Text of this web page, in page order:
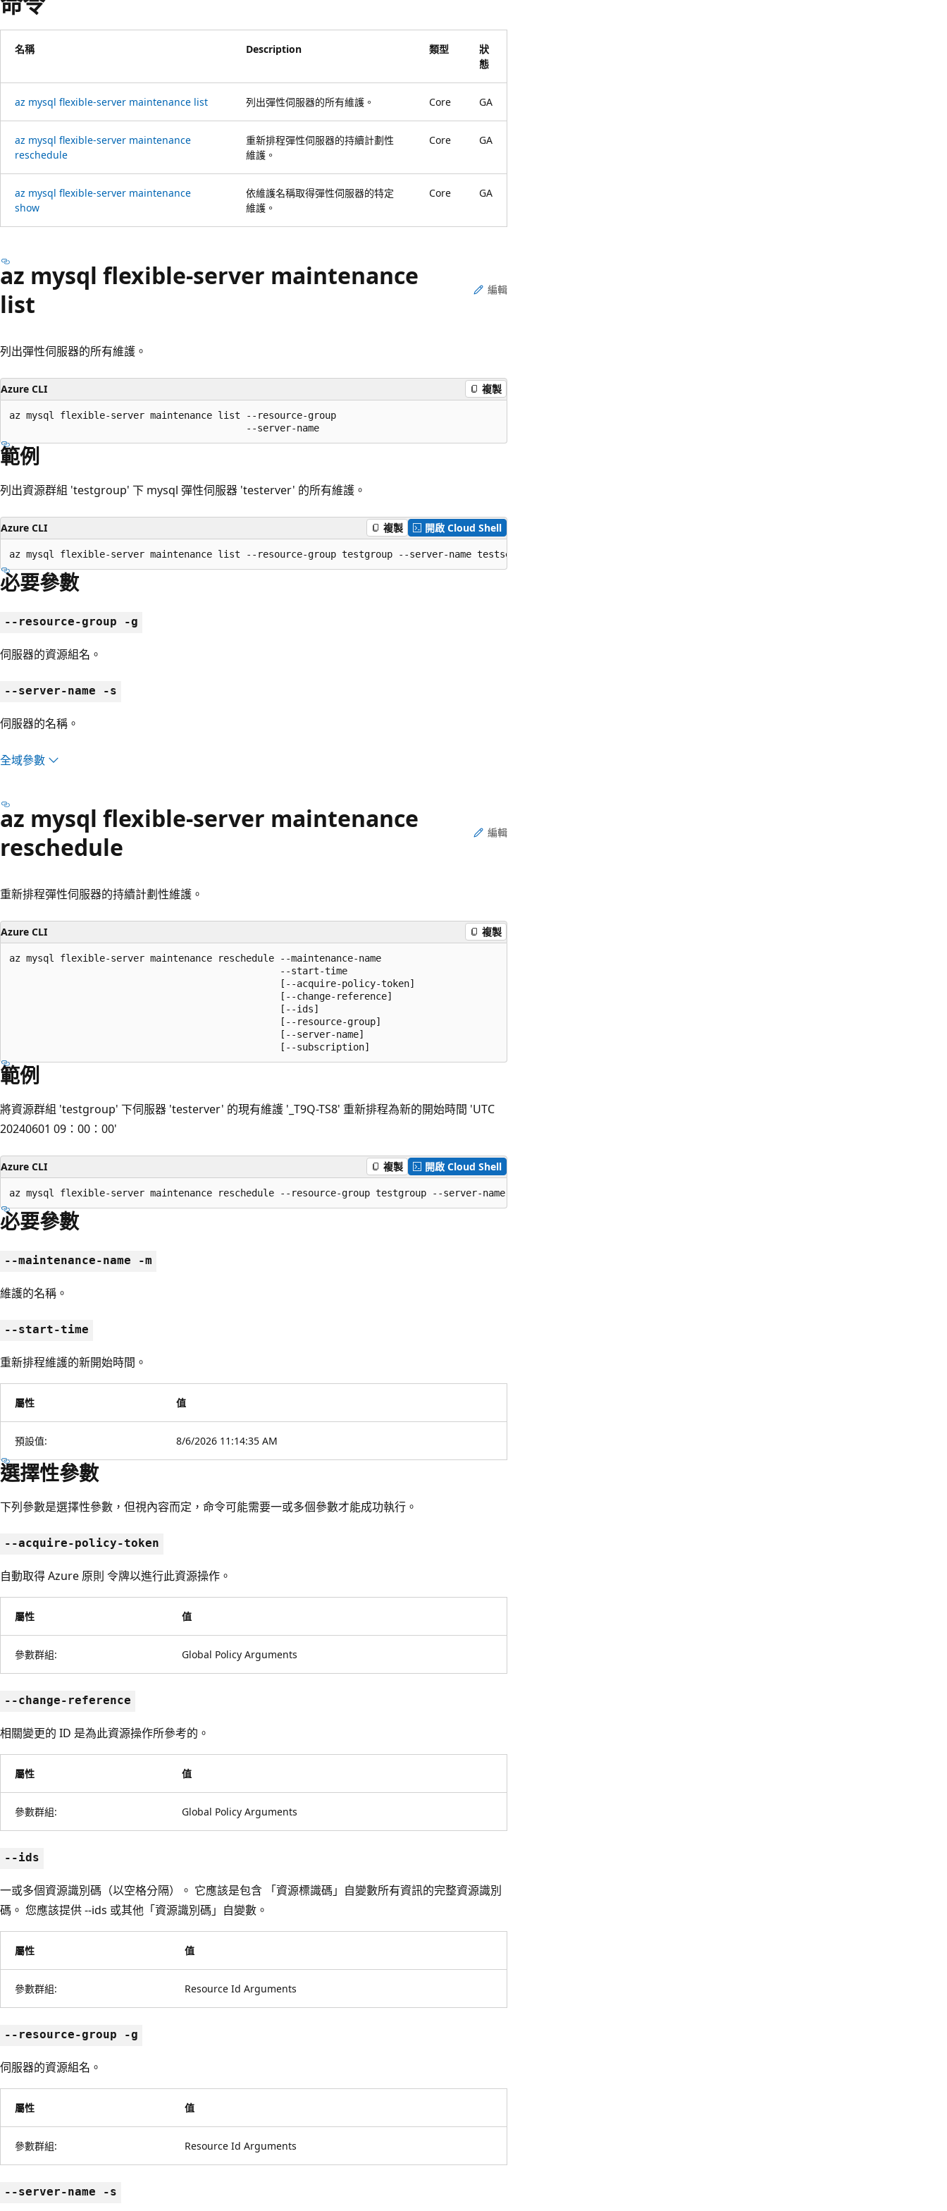
名稱 Description 類型
狀
態
az mysql flexible-server maintenance list 列出彈性伺服器的所有維護。 Core GA
az mysql flexible-server maintenance
reschedule
重新排程彈性伺服器的持續計劃性
維護。
Core GA
az mysql flexible-server maintenance
show
依維護名稱取得彈性伺服器的特定
維護。
Core GA
az mysql flexible-server maintenance
list
編輯
列出彈性伺服器的所有維護。
Azure CLI 複製
az mysql flexible-server maintenance list --resource-group
                                          --server-name
範例
列出資源群組 'testgroup' 下 mysql 彈性伺服器 'testerver' 的所有維護。
Azure CLI 複製 開啟 Cloud Shell
az mysql flexible-server maintenance list --resource-group testgroup --server-name testserver
必要參數
--resource-group -g
伺服器的資源組名。
--server-name -s
伺服器的名稱。
全域參數
az mysql flexible-server maintenance
reschedule
編輯
重新排程彈性伺服器的持續計劃性維護。
Azure CLI 複製
az mysql flexible-server maintenance reschedule --maintenance-name
                                                --start-time
                                                [--acquire-policy-token]
                                                [--change-reference]
                                                [--ids]
                                                [--resource-group]
                                                [--server-name]
                                                [--subscription]
範例
將資源群組 'testgroup' 下伺服器 'testerver' 的現有維護 '_T9Q-TS8' 重新排程為新的開始時間 'UTC
20240601 09：00：00'
Azure CLI 複製 開啟 Cloud Shell
az mysql flexible-server maintenance reschedule --resource-group testgroup --server-name testserver --maintenance-name _T9Q-TS8 --start-time 2024-06-01T09:00:00Z
必要參數
--maintenance-name -m
維護的名稱。
--start-time
重新排程維護的新開始時間。
屬性 值
預設值: 8/6/2026 11:14:35 AM
選擇性參數
下列參數是選擇性參數，但視內容而定，命令可能需要一或多個參數才能成功執行。
--acquire-policy-token
自動取得 Azure 原則 令牌以進行此資源操作。
屬性 值
參數群組: Global Policy Arguments
--change-reference
相關變更的 ID 是為此資源操作所參考的。
屬性 值
參數群組: Global Policy Arguments
--ids
一或多個資源識別碼（以空格分隔）。 它應該是包含 「資源標識碼」自變數所有資訊的完整資源識別
碼。 您應該提供 --ids 或其他「資源識別碼」自變數。
屬性 值
參數群組: Resource Id Arguments
--resource-group -g
伺服器的資源組名。
屬性 值
參數群組: Resource Id Arguments
--server-name -s